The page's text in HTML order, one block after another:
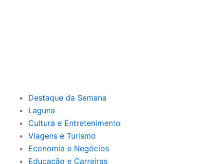
Destaque da Semana
Laguna
Cultura e Entretenimento
Viagens e Turismo
Economia e Negócios
Educação e Carreiras